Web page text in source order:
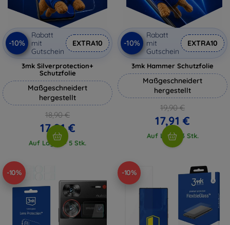
-10%
Rabatt
mit
Gutschein
EXTRA10
3mk Silverprotection+
Schutzfolie
Maßgeschneidert
hergestellt
18,90 €
17,01 €
Auf Lager > 5 Stk.
-10%
Rabatt
mit
Gutschein
EXTRA10
3mk Hammer Schutzfolie
Maßgeschneidert
hergestellt
19,90 €
17,91 €
Auf Lager 3 Stk.
-10% -10%